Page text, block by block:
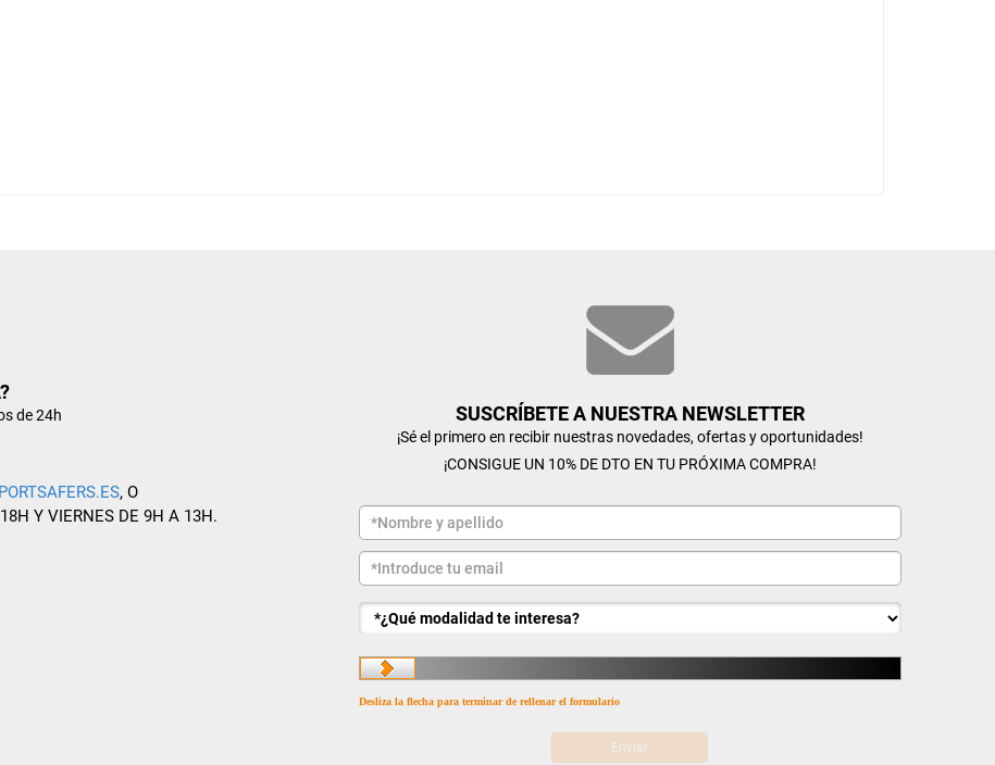
de 24h
, O
Y VIERNES DE 9H A 13H.
SUSCRÍBETE A NUESTRA NEWSLETTER
¡Sé el primero en recibir nuestras novedades, ofertas y oportunidades!
¡CONSIGUE UN 10% DE DTO EN TU PRÓXIMA COMPRA!
Desliza la flecha para terminar de rellenar el formulario